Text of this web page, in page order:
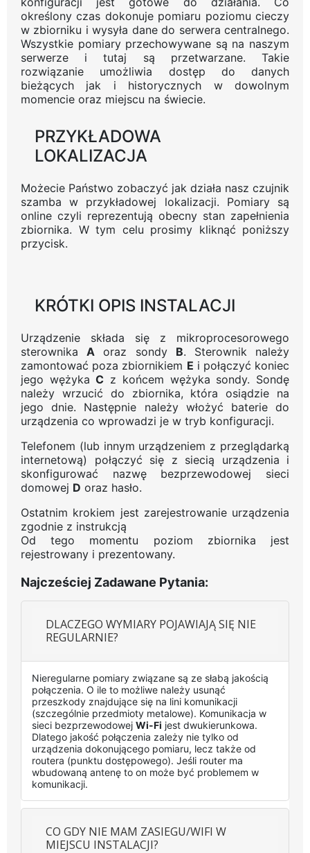
określony czas dokonuje pomiaru poziomu cieczy
w zbiorniku i wysyła dane do serwera centralnego.
Wszystkie pomiary przechowywane są na naszym
serwerze i tutaj są przetwarzane. Takie
rozwiązanie umożliwia dostęp do danych
bieżących jak i historycznych w dowolnym
momencie oraz miejscu na świecie.
PRZYKŁADOWA
LOKALIZACJA
Możecie Państwo zobaczyć jak działa nasz czujnik
szamba w przykładowej lokalizacji. Pomiary są
online czyli reprezentują obecny stan zapełnienia
zbiornika. W tym celu prosimy kliknąć poniższy
przycisk.
KRÓTKI OPIS INSTALACJI
Urządzenie składa się z mikroprocesorowego
sterownikaA oraz sondy B. Sterownik należy
zamontować poza zbiornikiem E i połączyć koniec
jego wężykaC z końcem wężyka sondy. Sondę
należy wrzucić do zbiornika, która osiądzie na
jego dnie. Następnie należy włożyć baterie do
urządzenia co wprowadzi je w tryb konfiguracji.
Telefonem (lub innym urządzeniem z przeglądarką
internetową) połączyć się z siecią urządzenia i
skonfigurować nazwę bezprzewodowej sieci
domowej D oraz hasło.
Ostatnim krokiem jest zarejestrowanie urządzenia
zgodnie z instrukcją
Od tego momentu poziom zbiornika jest
rejestrowany i prezentowany.
Najcześciej Zadawane Pytania:
DLACZEGO WYMIARY POJAWIAJĄ SIĘ NIE
REGULARNIE?
Nieregularne pomiary związane są ze słabą jakością
połączenia. O ile to możliwe należy usunąć
przeszkody znajdujące się na lini komunikacji
(szczególnie przedmioty metalowe). Komunikacja w
sieci bezprzewodowej Wi-Fi jest dwukierunkowa.
Dlatego jakość połączenia zależy nie tylko od
urządzenia dokonującego pomiaru, lecz także od
routera (punktu dostępowego). Jeśli router ma
wbudowaną antenę to on może być problemem w
komunikacji.
CO GDY NIE MAM ZASIEGU/WIFI W
MIEJSCU INSTALACJI?